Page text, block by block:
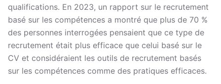
qualifications. En 2023, un rapport sur le recrutement
basé sur les compétences a montré que plus de 70 %
des personnes interrogées pensaient que ce type de
recrutement était plus efficace que celui basé sur le
CV et considéraient les outils de recrutement basés
sur les compétences comme des pratiques efficaces.